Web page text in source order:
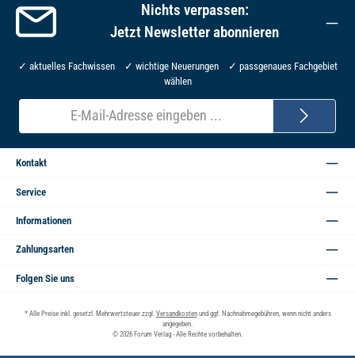
Nichts verpassen:
Jetzt Newsletter abonnieren
✓ aktuelles Fachwissen ✓ wichtige Neuerungen ✓ passgenaues Fachgebiet
wählen
E-
Mail-
Adresse*
Kontakt
Service
Informationen
Zahlungsarten
Folgen Sie uns
* Alle Preise inkl. gesetzl. Mehrwertsteuer zzgl. Versandkostenund ggf. Nachnahmegebühren, wenn nicht anders
angegeben.
© 2026 Forum Verlag - Alle Rechte vorbehalten.